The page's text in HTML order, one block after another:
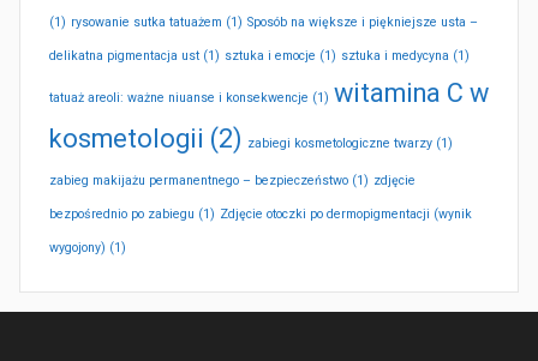
(1) rysowanie sutka tatuażem (1) Sposób na większe i piękniejsze usta –
delikatna pigmentacja ust (1) sztuka i emocje (1) sztuka i medycyna (1)
tatuaż areoli: ważne niuanse i konsekwencje (1) witamina C w
kosmetologii (2) zabiegi kosmetologiczne twarzy (1)
zabieg makijażu permanentnego – bezpieczeństwo (1) zdjęcie
bezpośrednio po zabiegu (1) Zdjęcie otoczki po dermopigmentacji (wynik
wygojony) (1)